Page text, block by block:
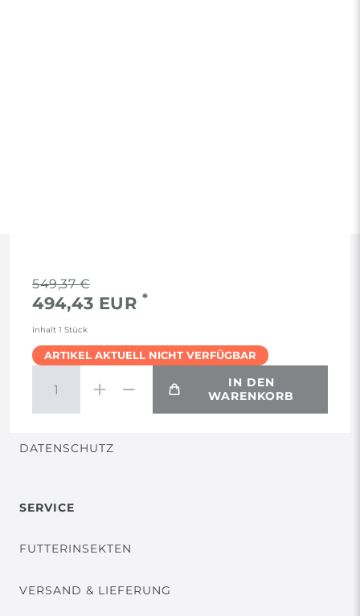
549,37 €
494,43 EUR *
Inhalt 1 Stück
ARTIKEL AKTUELL NICHT VERFÜGBAR
IN DEN
WARENKORB
RECHTLICHES
AGB
WIDERRUF
DATENSCHUTZ
SERVICE
FUTTERINSEKTEN
VERSAND & LIEFERUNG